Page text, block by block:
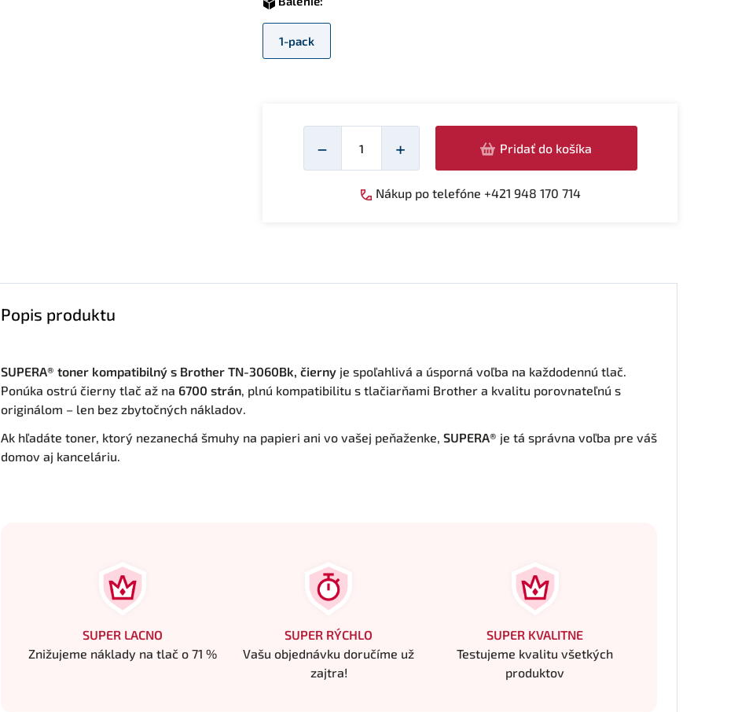
1-pack
−
Množství
+ Pridať do košíka
Nákup po telefóne +421 948 170 714
Popis produktu
SUPERA® toner kompatibilný s Brother TN-3060Bk, čierny je spoľahlivá a úsporná voľba na každodennú tlač.
Ponúka ostrú čierny tlač až na 6700 strán, plnú kompatibilitu s tlačiarňami Brother a kvalitu porovnateľnú s
originálom – len bez zbytočných nákladov.
Ak hľadáte toner, ktorý nezanechá šmuhy na papieri ani vo vašej peňaženke, SUPERA® je tá správna voľba pre váš
domov aj kanceláriu.
SUPER LACNO
Znižujeme náklady na tlač o 71 %
SUPER RÝCHLO
Vašu objednávku doručíme už
zajtra!
SUPER KVALITNE
Testujeme kvalitu všetkých
produktov